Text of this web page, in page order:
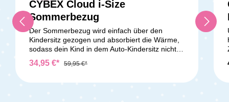
Durchschnittliche Bewertung
CYBEX Cloud i-Size
Sommerbezug
Der Sommerbezug wird einfach über den
Kindersitz gezogen und absorbiert die Wärme,
sodass dein Kind in dem Auto-Kindersitz nicht
so schnell schwitzt. Alternativ kannst du ihn
auch als Ersatz- oder Schonbezug verwenden.
34,95 €* 59,95 €*